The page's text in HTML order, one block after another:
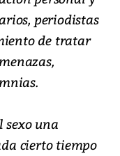
periodistas
de tratar
sexo una
cierto tiempo